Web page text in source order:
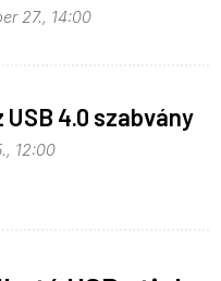
27., 14:00
4.0 szabvány
12:00